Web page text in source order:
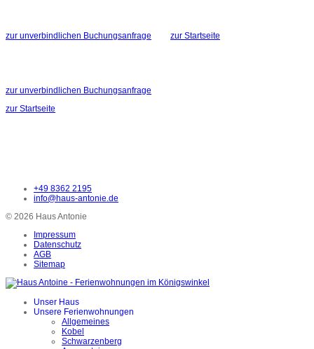
zur unverbindlichen Buchungsanfrage zur Startseite
zur unverbindlichen Buchungsanfrage
zur Startseite
+49 8362 2195
info@haus-antonie.de
© 2026 Haus Antonie
Impressum
Datenschutz
AGB
Sitemap
Unser Haus
Unsere Ferienwohnungen
Allgemeines
Kobel
Schwarzenberg